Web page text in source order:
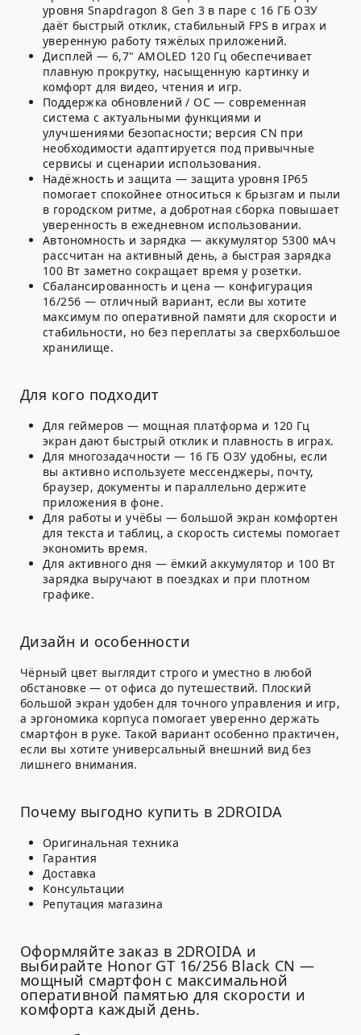
уровня Snapdragon 8 Gen 3 в паре с 16 ГБ ОЗУ
даёт быстрый отклик, стабильный FPS в играх и
уверенную работу тяжёлых приложений.
Дисплей — 6,7" AMOLED 120 Гц обеспечивает
плавную прокрутку, насыщенную картинку и
комфорт для видео, чтения и игр.
Поддержка обновлений / ОС — современная
система с актуальными функциями и
улучшениями безопасности; версия CN при
необходимости адаптируется под привычные
сервисы и сценарии использования.
Надёжность и защита — защита уровня IP65
помогает спокойнее относиться к брызгам и пыли
в городском ритме, а добротная сборка повышает
уверенность в ежедневном использовании.
Автономность и зарядка — аккумулятор 5300 мАч
рассчитан на активный день, а быстрая зарядка
100 Вт заметно сокращает время у розетки.
Сбалансированность и цена — конфигурация
16/256 — отличный вариант, если вы хотите
максимум по оперативной памяти для скорости и
стабильности, но без переплаты за сверхбольшое
хранилище.
Для кого подходит
Для геймеров — мощная платформа и 120 Гц
экран дают быстрый отклик и плавность в играх.
Для многозадачности — 16 ГБ ОЗУ удобны, если
вы активно используете мессенджеры, почту,
браузер, документы и параллельно держите
приложения в фоне.
Для работы и учёбы — большой экран комфортен
для текста и таблиц, а скорость системы помогает
экономить время.
Для активного дня — ёмкий аккумулятор и 100 Вт
зарядка выручают в поездках и при плотном
графике.
Дизайн и особенности
Чёрный цвет выглядит строго и уместно в любой
обстановке — от офиса до путешествий. Плоский
большой экран удобен для точного управления и игр,
а эргономика корпуса помогает уверенно держать
смартфон в руке. Такой вариант особенно практичен,
если вы хотите универсальный внешний вид без
лишнего внимания.
Почему выгодно купить в 2DROIDA
Оригинальная техника
Гарантия
Доставка
Консультации
Репутация магазина
Оформляйте заказ в 2DROIDA и
выбирайте Honor GT 16/256 Black CN —
мощный смартфон с максимальной
оперативной памятью для скорости и
комфорта каждый день.